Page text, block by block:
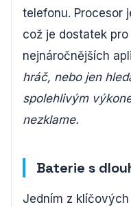
telefonu. Procesor
což je dostatek
nejnáročnějších
hráč, nebo jen
spolehlivým
nezklame.
Baterie s
Jedním z